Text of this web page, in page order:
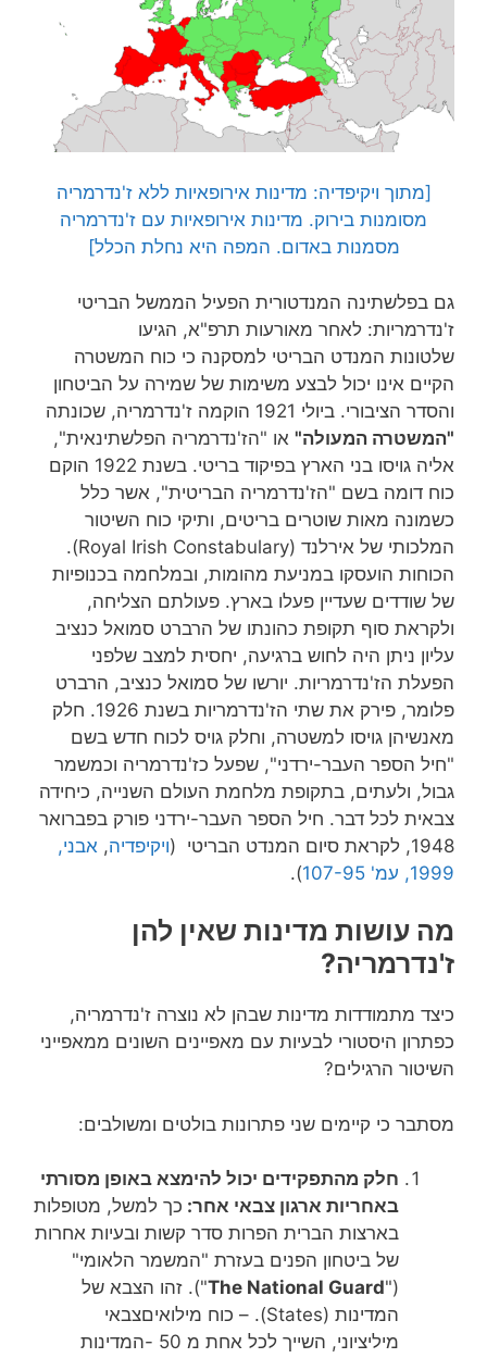
[מתוך ויקיפדיה: מדינות אירופאיות ללא ז'נדרמריה
מסומנות בירוק. מדינות אירופאיות עם ז'נדרמריה
מסמנות באדום. המפה היא נחלת הכלל]
גם בפלשתינה המנדטורית הפעיל הממשל הבריטי
ז'נדרמריות: לאחר מאורעות תרפ"א, הגיעו
שלטונות המנדט הבריטי למסקנה כי כוח המשטרה
הקיים אינו יכול לבצע משימות של שמירה על הביטחון
והסדר הציבורי. ביולי 1921 הוקמה ז'נדרמריה, שכונתה
"המשטרה המעולה" או "הז'נדרמריה הפלשתינאית",
אליה גויסו בני הארץ בפיקוד בריטי. בשנת 1922 הוקם
כוח דומה בשם "הז'נדרמריה הבריטית", אשר כלל
כשמונה מאות שוטרים בריטים, ותיקי כוח השיטור
המלכותי של אירלנד (Royal Irish Constabulary).
הכוחות הועסקו במניעת מהומות, ובמלחמה בכנופיות
של שודדים שעדיין פעלו בארץ. פעולתם הצליחה,
ולקראת סוף תקופת כהונתו של הרברט סמואל כנציב
עליון ניתן היה לחוש ברגיעה, יחסית למצב שלפני
הפעלת הז'נדרמריות. יורשו של סמואל כנציב, הרברט
פלומר, פירק את שתי הז'נדרמריות בשנת 1926. חלק
מאנשיהן גויסו למשטרה, וחלק גויס לכוח חדש בשם
"חיל הספר העבר-ירדני", שפעל כז'נדרמריה וכמשמר
גבול, ולעתים, בתקופת מלחמת העולם השנייה, כיחידה
צבאית לכל דבר. חיל הספר העבר-ירדני פורק בפברואר
1948, לקראת סיום המנדט הבריטי (
ויקיפדיה, אבני,
1999, עמ' 107-95
).
מה עושות מדינות שאין להן
ז'נדרמריה?
כיצד מתמודדות מדינות שבהן לא נוצרה ז'נדרמריה,
כפתרון היסטורי לבעיות עם מאפיינים השונים ממאפייני
השיטור הרגילים?
מסתבר כי קיימים שני פתרונות בולטים ומשולבים:
חלק מהתפקידים יכול להימצא באופן מסורתי
באחריות ארגון צבאי אחר: כך למשל, מטופלות
בארצות הברית הפרות סדר קשות ובעיות אחרות
של ביטחון הפנים בעזרת "המשמר הלאומי"
("
The National Guard"). זהו הצבא של
המדינות (States). – כוח מילואיםצבאי
מיליציוני, השייך לכל אחת מ 50 -המדינות